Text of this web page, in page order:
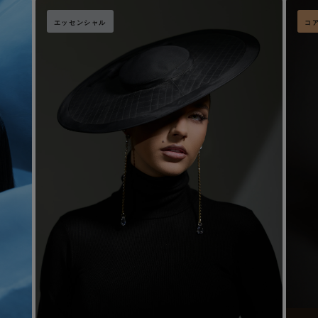
エッセンシャル コ